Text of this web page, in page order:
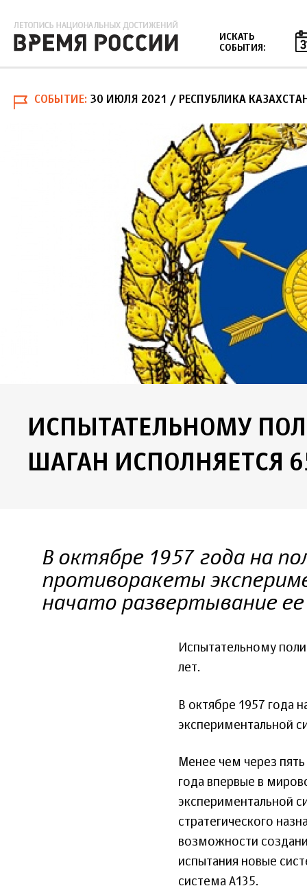
ИСКАТЬ
СОБЫТИЯ:
СОБЫТИЕ 30 ИЮЛЯ 2021 / РЕСПУБЛИКА
ИСПЫТАТЕЛЬНОМУ
ШАГАН ИСПОЛНЯЕТСЯ
В октябре 1957 года на
противоракеты
начато развертывание
Испытательному
лет.
В октябре 1957 года
экспериментальной
Менее чем через
года впервые в
экспериментальной
стратегического
возможности
испытания новые
система А135.